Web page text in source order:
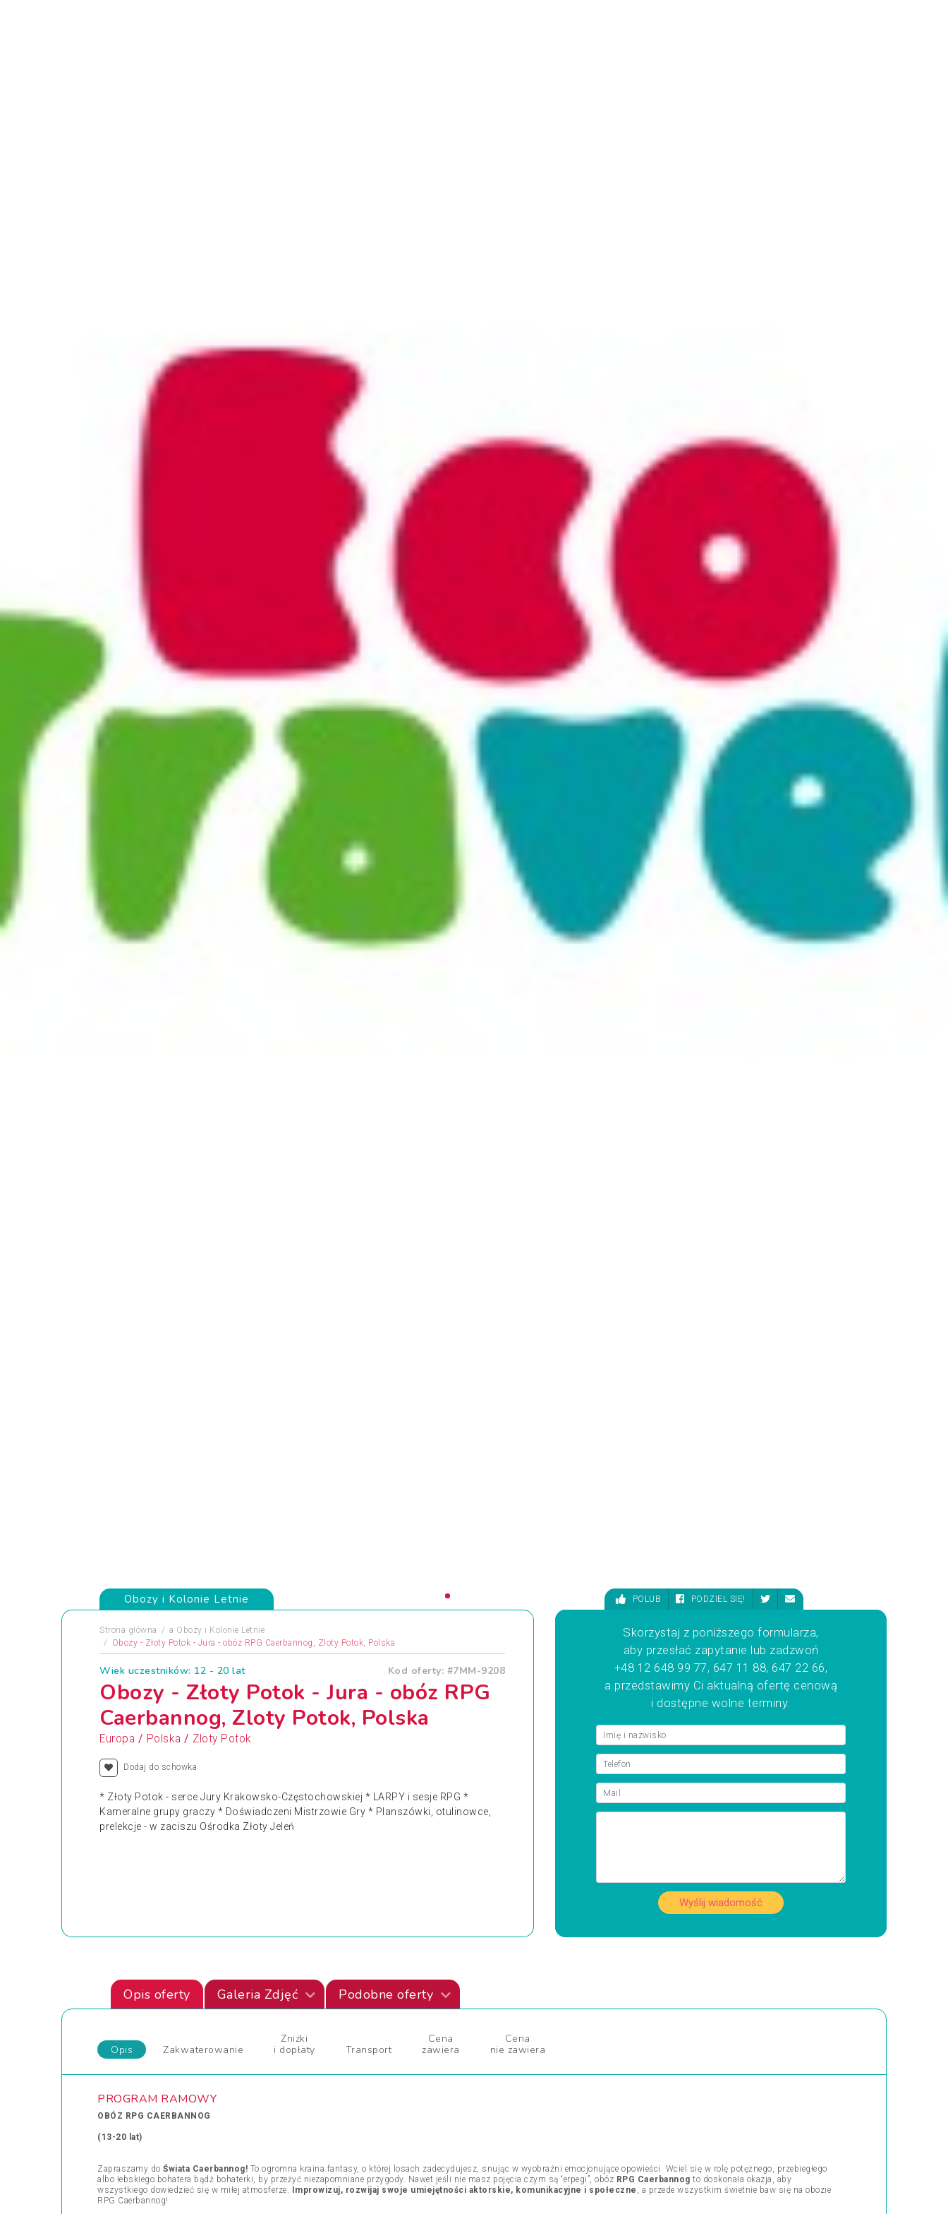
Obozy i Kolonie Letnie
Strona główna a Obozy i Kolonie Letnie
Obozy - Złoty Potok - Jura - obóz RPG Caerbannog, Zloty Potok, Polska
Wiek uczestników: 12 - 20 lat Kod oferty: #7MM-9208
Obozy - Złoty Potok - Jura - obóz RPG
Caerbannog, Zloty Potok, Polska
Europa / Polska / Zloty Potok
Dodaj do schowka
* Złoty Potok - serce Jury Krakowsko-Częstochowskiej * LARPY i sesje RPG *
Kameralne grupy graczy * Doświadczeni Mistrzowie Gry * Planszówki, otulinowce,
prelekcje - w zaciszu Ośrodka Złoty Jeleń
POLUB PODZIEL SIĘ!
Skorzystaj z poniższego formularza,
aby przesłać zapytanie lub zadzwoń
+48 12 648 99 77, 647 11 88, 647 22 66,
a przedstawimy Ci aktualną ofertę cenową
i dostępne wolne terminy.
Wyślij wiadomość
Opis oferty Galeria Zdjęć Podobne oferty
Opis Zakwaterowanie
Zniżki
i dopłaty
Transport
Cena
zawiera
Cena
nie zawiera
PROGRAM RAMOWY
OBÓZ RPG CAERBANNOG
(13-20 lat)
Zapraszamy do Świata Caerbannog! To ogromna kraina fantasy, o której losach zadecydujesz, snując w wyobraźni emocjonujące opowieści. Wciel się w rolę potężnego, przebiegłego
albo łebskiego bohatera bądź bohaterki, by przeżyć niezapomniane przygody. Nawet jeśli nie masz pojęcia czym są “erpegi”, obóz RPG Caerbannog to doskonała okazja, aby
wszystkiego dowiedzieć się w miłej atmosferze. Improwizuj, rozwijaj swoje umiejętności aktorskie, komunikacyjne i społeczne , a przede wszystkim świetnie baw się na obozie
RPG Caerbannog!